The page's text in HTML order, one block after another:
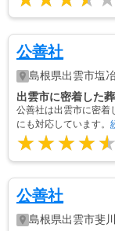
公善社
島根県出雲市塩
出雲市に密着した
公善社は出雲市に密着
にも対応しています。
★★★★★
★★★★★
公善社
島根県出雲市斐